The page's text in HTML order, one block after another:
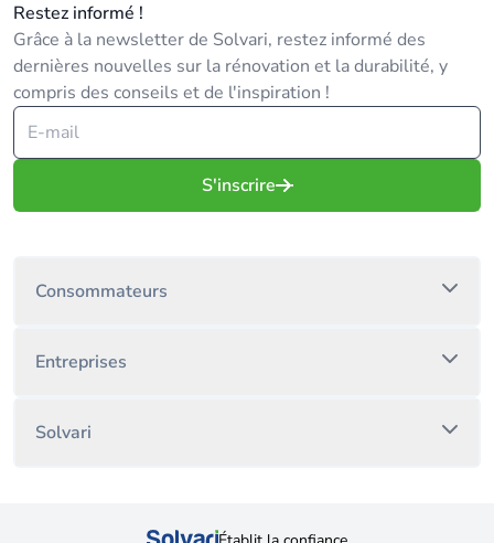
Restez informé !
Grâce à la newsletter de Solvari, restez informé des
dernières nouvelles sur la rénovation et la durabilité, y
compris des conseils et de l'inspiration !
S'inscrire
Consommateurs
Entreprises
Solvari